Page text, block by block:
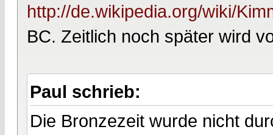
http://de.wikipedia.org/wiki/
BC. Zeitlich noch später wird
Paul schrieb:
Die Bronzezeit wurde nicht